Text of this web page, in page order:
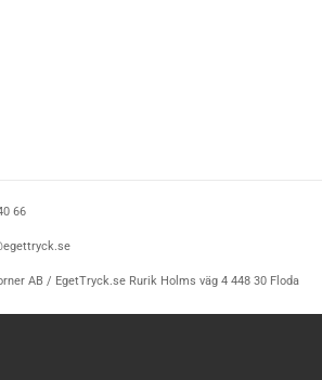
66
AB / EgetTryck.se Rurik Holms väg 4 448 30 Floda